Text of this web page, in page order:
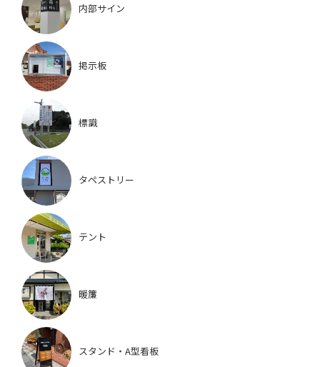
内部サイン
掲示板
標識
タペストリー
テント
暖簾
スタンド・A型看板